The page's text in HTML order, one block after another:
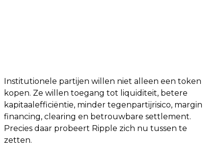
Institutionele partijen willen niet alleen een token
kopen. Ze willen toegang tot liquiditeit, betere
kapitaalefficiëntie, minder tegenpartijrisico, margin
financing, clearing en betrouwbare settlement.
Precies daar probeert Ripple zich nu tussen te
zetten.